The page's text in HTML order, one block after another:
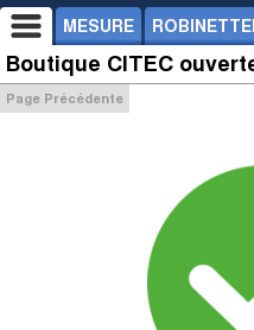
MESURE
Boutique CITEC
Page Précédente